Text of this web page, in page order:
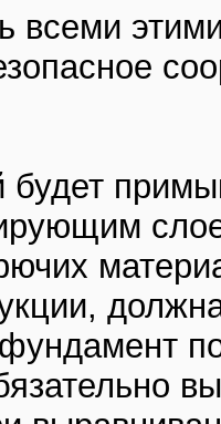
всеми
будет